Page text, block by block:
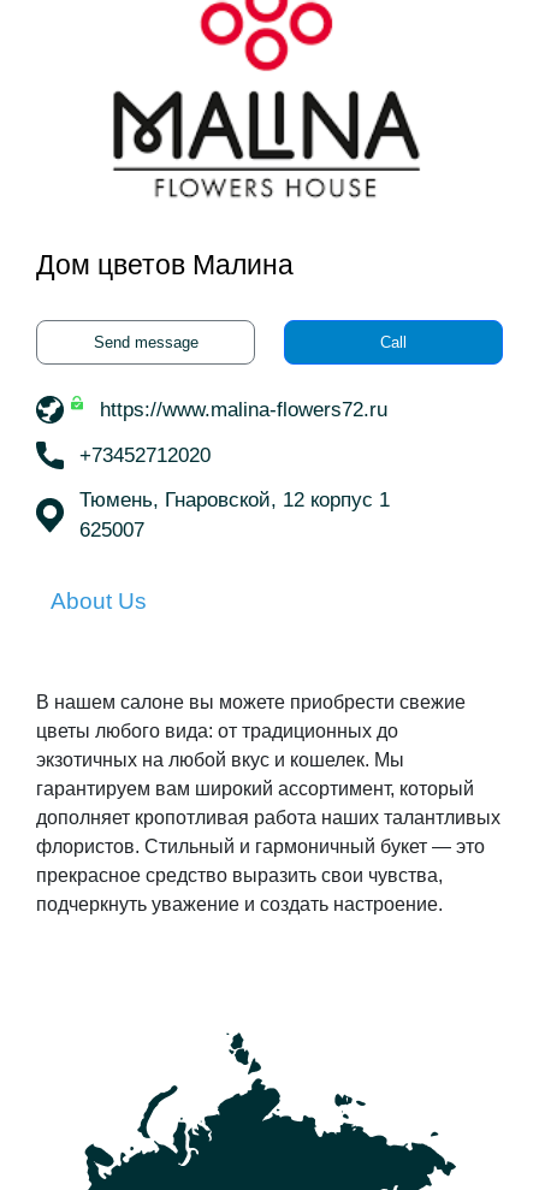
Дом цветов Малина
Send message Call
https://www.malina-flowers72.ru
+73452712020
Тюмень, Гнаровской, 12 корпус 1
625007
About Us
В нашем салоне вы можете приобрести свежие
цветы любого вида: от традиционных до
экзотичных на любой вкус и кошелек. Мы
гарантируем вам широкий ассортимент, который
дополняет кропотливая работа наших талантливых
флористов. Стильный и гармоничный букет — это
прекрасное средство выразить свои чувства,
подчеркнуть уважение и создать настроение.